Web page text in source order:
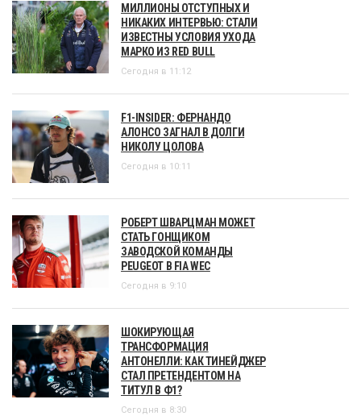
МИЛЛИОНЫ ОТСТУПНЫХ И
НИКАКИХ ИНТЕРВЬЮ: СТАЛИ
ИЗВЕСТНЫ УСЛОВИЯ УХОДА
МАРКО ИЗ RED BULL
Сегодня в 11:12
F1-INSIDER: ФЕРНАНДО
АЛОНСО ЗАГНАЛ В ДОЛГИ
НИКОЛУ ЦОЛОВА
Сегодня в 10:11
РОБЕРТ ШВАРЦМАН МОЖЕТ
СТАТЬ ГОНЩИКОМ
ЗАВОДСКОЙ КОМАНДЫ
PEUGEOT В FIA WEC
Сегодня в 9:10
ШОКИРУЮЩАЯ
ТРАНСФОРМАЦИЯ
АНТОНЕЛЛИ: КАК ТИНЕЙДЖЕР
СТАЛ ПРЕТЕНДЕНТОМ НА
ТИТУЛ В Ф1?
Сегодня в 8:30